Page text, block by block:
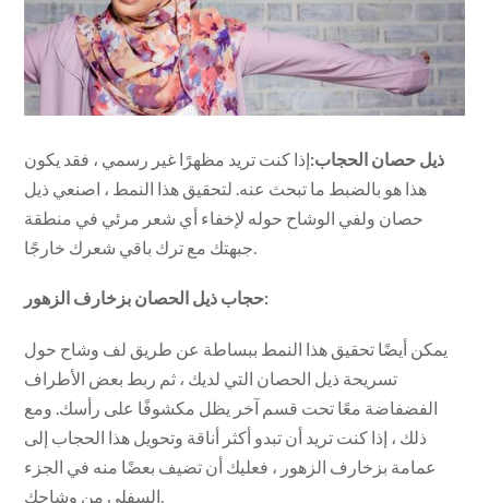
ذيل حصان الحجاب:إذا كنت تريد مظهرًا غير رسمي ، فقد يكون
هذا هو بالضبط ما تبحث عنه. لتحقيق هذا النمط ، اصنعي ذيل
حصان ولفي الوشاح حوله لإخفاء أي شعر مرئي في منطقة
جبهتك مع ترك باقي شعرك خارجًا.
حجاب ذيل الحصان بزخارف الزهور:
يمكن أيضًا تحقيق هذا النمط ببساطة عن طريق لف وشاح حول
تسريحة ذيل الحصان التي لديك ، ثم ربط بعض الأطراف
الفضفاضة معًا تحت قسم آخر يظل مكشوفًا على رأسك. ومع
ذلك ، إذا كنت تريد أن تبدو أكثر أناقة وتحويل هذا الحجاب إلى
عمامة بزخارف الزهور ، فعليك أن تضيف بعضًا منه في الجزء